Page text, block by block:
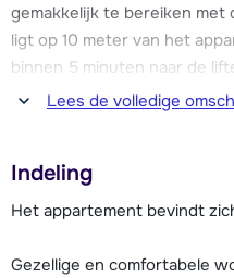
gemakkelijk te bereiken met
ligt op 10 meter van het
binnen 5 minuten naar de
Arlberg staat bekend om de
gezellige dorpskern. Je vind
mogelijkheden. Zo kun je na
Lees de volledige
Indeling
Het appartement bevindt
Gezellige en comfortabele